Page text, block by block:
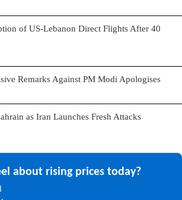
of US-Lebanon Direct Flights After 40
Remarks Against PM Modi Apologises
as Iran Launches Fresh Attacks
about rising prices today?